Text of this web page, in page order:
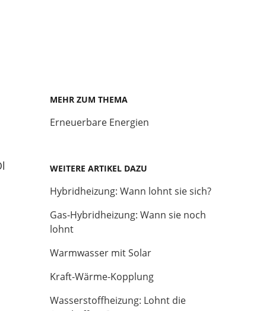
MEHR ZUM THEMA
Erneuerbare Energien
WEITERE ARTIKEL DAZU
Hybridheizung: Wann lohnt sie sich?
Gas-Hybridheizung: Wann sie noch
lohnt
Warmwasser mit Solar
Kraft-Wärme-Kopplung
Wasserstoffheizung: Lohnt die